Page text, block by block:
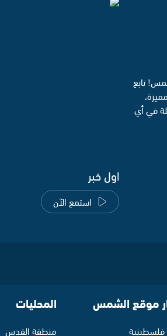
تابع
في أي
اول خبر
استمع الآن
موقع الشمس
فلسطينية
المحليات
منطقة القدس